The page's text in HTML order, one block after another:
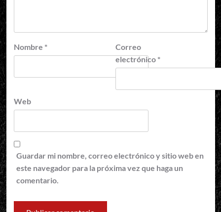
Nombre *
Correo
electrónico *
Web
Guardar mi nombre, correo electrónico y sitio web en
este navegador para la próxima vez que haga un
comentario.